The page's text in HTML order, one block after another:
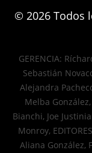
© 2026 Todos
GERENCIA:
Sebastián
Alejandra
Melba
Bianchi, Joe
Monroy,
Aliana González,